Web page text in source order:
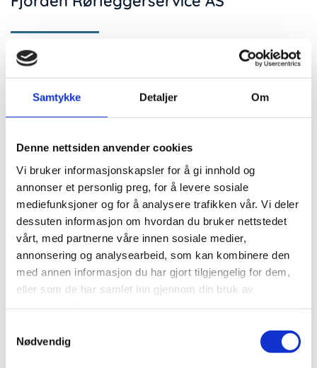
Samtykke Detaljer Om
Denne nettsiden anvender cookies
Vi bruker informasjonskapsler for å gi innhold og
annonser et personlig preg, for å levere sosiale
mediefunksjoner og for å analysere trafikken vår. Vi deler
dessuten informasjon om hvordan du bruker nettstedet
vårt, med partnerne våre innen sosiale medier,
annonsering og analysearbeid, som kan kombinere den
med annen informasjon du har gjort tilgjengelig for dem,
eller som de har samlet inn gjennom din bruk av
Nødvendig
Raveien 191 B
3242 Sandefjord
 400 34 074
 roger@fjordenror.no
Navn*